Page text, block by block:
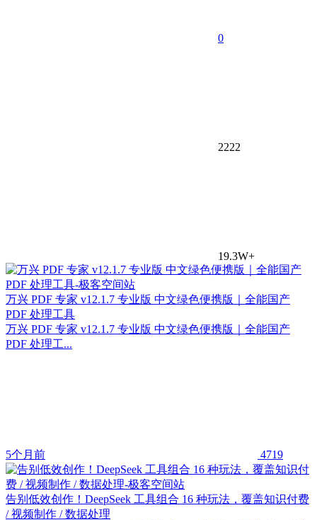
0
2222
19.3W+
万兴 PDF 专家 v12.1.7 专业版 中文绿色便携版｜全能国产
PDF 处理工具
万兴 PDF 专家 v12.1.7 专业版 中文绿色便携版｜全能国产
PDF 处理工...
5个月前 4719
告别低效创作！DeepSeek 工具组合 16 种玩法，覆盖知识付费
/ 视频制作 / 数据处理